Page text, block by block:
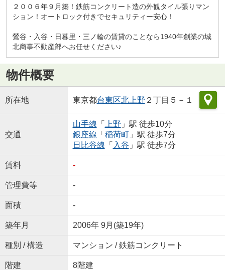
２００６年９月築！鉄筋コンクリート造の外観タイル張りマン
ション！オートロック付きでセキュリティー安心！
鶯谷・入谷・日暮里・三ノ輪の賃貸のことなら1940年創業の城
北商事不動産部へお任せください♪
物件概要
所在地 東京都台東区北上野 ２丁目５－１
交通
山手線 「 上野 」駅 徒歩10分
銀座線 「 稲荷町」駅 徒歩7分
日比谷線 「 入谷 」駅 徒歩7分
賃料 -
管理費等 -
面積 -
築年月 2006年 9月(築19年)
種別 / 構造 マンション / 鉄筋コンクリート
階建 8階建